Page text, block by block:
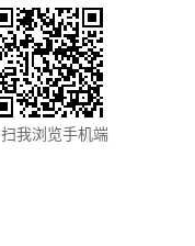
扫我浏览手机端